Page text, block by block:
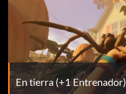
En tierra (+1 Entrenador)